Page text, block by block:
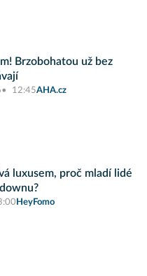
Brzobohatou už bez
12:45AHA.cz
luxusem, proč mladí lidé
HeyFomo